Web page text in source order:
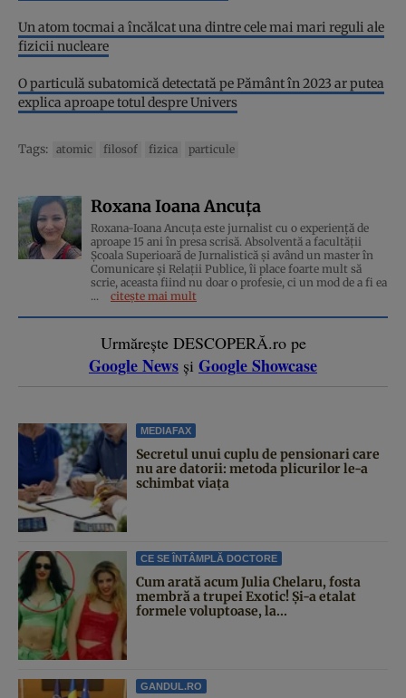
Un atom tocmai a încălcat una dintre cele mai mari reguli ale
fizicii nucleare
O particulă subatomică detectată pe Pământ în 2023 ar putea
explica aproape totul despre Univers
Tags: atomic filosof fizica particule
Roxana Ioana Ancuța
Roxana-Ioana Ancuța este jurnalist cu o experiență de
aproape 15 ani în presa scrisă. Absolventă a facultății
Școala Superioară de Jurnalistică și având un master în
Comunicare și Relații Publice, îi place foarte mult să
scrie, aceasta fiind nu doar o profesie, ci un mod de a fi ea
...
citește mai mult
Urmărește DESCOPERĂ.ro pe
Google News și Google Showcase
MEDIAFAX
Secretul unui cuplu de pensionari care
nu are datorii: metoda plicurilor le-a
schimbat viața
CE SE ÎNTÂMPLĂ DOCTORE
Cum arată acum Julia Chelaru, fosta
membră a trupei Exotic! Și-a etalat
formele voluptoase, la...
GANDUL.RO